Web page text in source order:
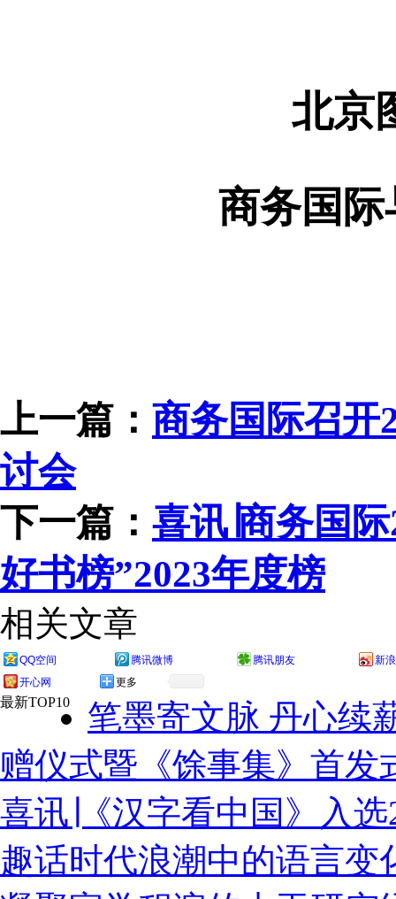
北京
商务国际
上一篇： 商务国际召开
讨会
下一篇： 喜讯∣商务国
好书榜”2023年度榜
相关文章
QQ空间 腾讯微博 腾讯朋友
新
开心网
更多
最新TOP10
笔墨寄文脉 丹心
赠仪式暨《馀事集》首发
喜讯∣《汉字看中国》入
趣话时代浪潮中的语言